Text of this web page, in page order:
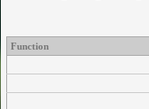
Function